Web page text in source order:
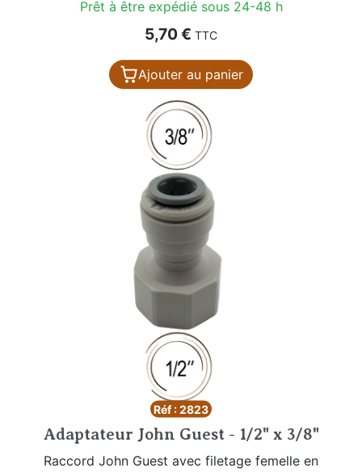
Prêt à être expédié sous 24-48 h
Prix
5,70 € TTC
Ajouter au panier
Réf : 2823
Adaptateur John Guest - 1/2" x 3/8"
Raccord John Guest avec filetage femelle en